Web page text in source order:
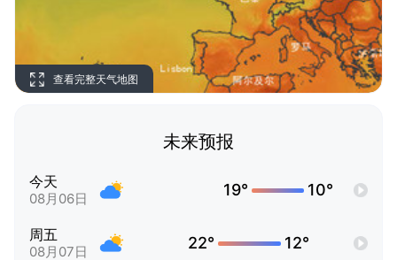
查看完整天气地图
未来预报
今天
08月06日 19° 10°
周五
08月07日 22° 12°